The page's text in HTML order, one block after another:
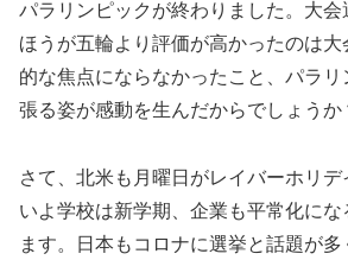
パラリンピックが終わりました。大
ほうが五輪より評価が高かったのは
的な焦点にならなかったこと、パラ
張る姿が感動を生んだからでしょうか
さて、北米も月曜日がレイバーホリデ
いよ学校は新学期、企業も平常化にな
ます。日本もコロナに選挙と話題が